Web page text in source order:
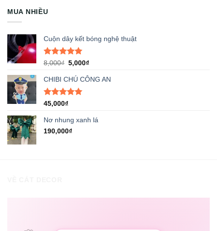
MUA NHIỀU
Cuộn dây kết bóng nghệ thuật
Được xếp
5 sao
8,000₫ Giá
là:
8,000₫.
5,000₫Giá
tại
CHIBI CHÚ CÔNG AN
Được xếp
5 sao
45,000₫
Nơ nhung xanh lá
190,000₫